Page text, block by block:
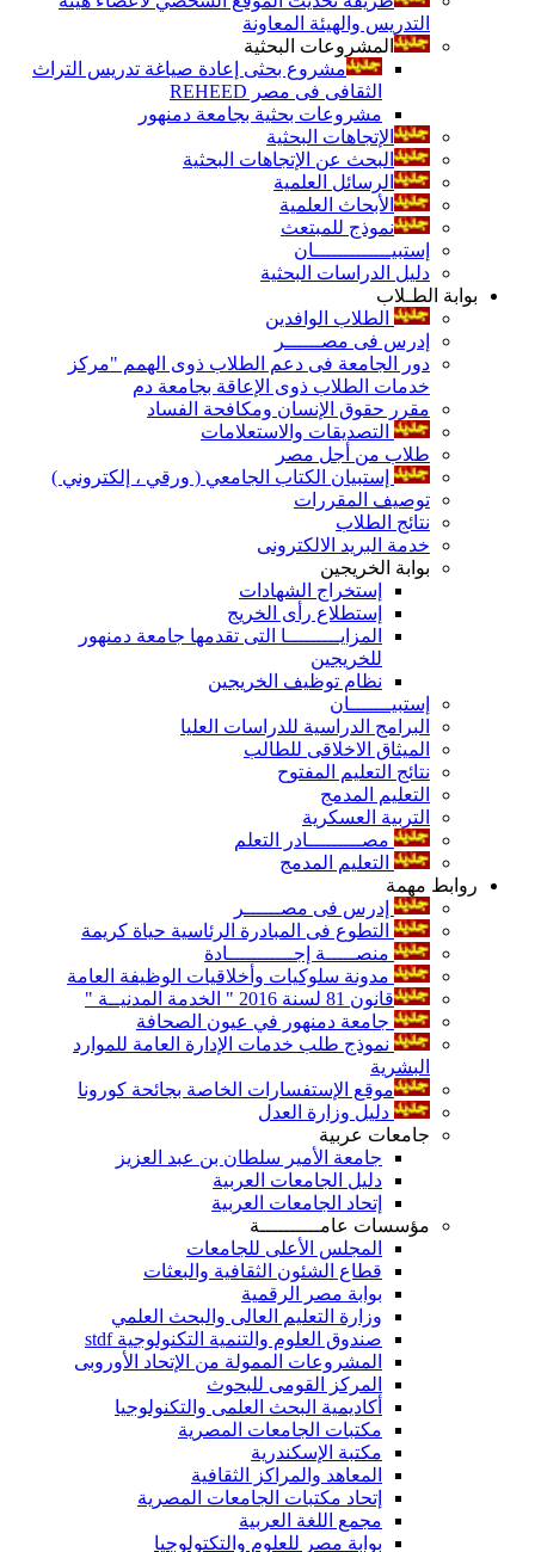
التدريس والهيئة المعاونة
المشروعات البحثية
مشروع بحثى إعادة صياغة تدريس التراث
الثقافى فى مصر REHEED
مشروعات بحثية بجامعة دمنهور
الإتجاهات البحثية
البحث عن الإتجاهات البحثية
الرسائل العلمية
الأبحاث العلمية
نموذج للمبتعث
إستبيـــــــــــــان
دليل الدراسات البحثية
بوابة الطـلاب
الطلاب الوافدين
إدرس فى مصــــــر
دور الجامعة فى دعم الطلاب ذوى الهمم "مركز
خدمات الطلاب ذوى الإعاقة بجامعة دم
مقرر حقوق الإنسان ومكافحة الفساد
التصديقات والاستعلامات
طلاب من أجل مصر
إستبيان الكتاب الجامعي ( ورقي ، إلكتروني )
توصيف المقررات
نتائج الطلاب
خدمة البريد الالكترونى
بوابة الخريجين
إستخراج الشهادات
إستطلاع رأى الخريج
المزايـــــــــا التى تقدمها جامعة دمنهور
للخريجين
نظام توظيف الخريجين
إستبيـــــــان
البرامج الدراسية للدراسات العليا
الميثاق الاخلاقى للطالب
نتائج التعليم المفتوح
التعليم المدمج
التربية العسكرية
مصـــــــــادر التعلم
التعليم المدمج
روابط مهمة
إدرس فى مصــــــر
التطوع فى المبادرة الرئاسية حياة كريمة
منصـــــة إجـــــــــــادة
مدونة سلوكيات وأخلاقيات الوظيفة العامة
قانون 81 لسنة 2016 " الخدمة المدنيــة "
جامعة دمنهور في عيون الصحافة
نموذج طلب خدمات الإدارة العامة للموارد
البشرية
موقع الإستفسارات الخاصة بجائحة كورونا
دليل وزارة العدل
جامعات عربية
جامعة الأمير سلطان بن عبد العزيز
دليل الجامعات العربية
إتحاد الجامعات العربية
مؤسسات عامــــــــــة
المجلس الأعلى للجامعات
قطاع الشئون الثقافية والبعثات
بوابة مصر الرقمية
وزارة التعليم العالى والبحث العلمي
صندوق العلوم والتنمية التكنولوجية stdf
المشروعات الممولة من الإتحاد الأوروبى
المركز القومى للبحوث
أكاديمية البحث العلمى والتكنولوجيا
مكتبات الجامعات المصرية
مكتبة الإسكندرية
المعاهد والمراكز الثقافية
إتحاد مكتبات الجامعات المصرية
مجمع اللغة العربية
بوابة مصر للعلوم والتكتولوجيا